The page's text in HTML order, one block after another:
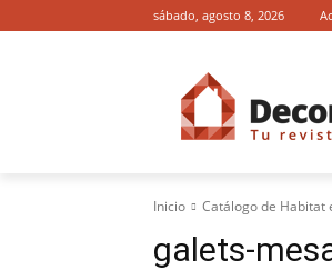
sábado, agosto 8, 2026
Inicio Catálogo de Habitat
galets-